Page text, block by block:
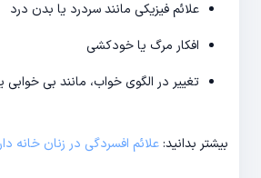
علائم فیزیکی مانند سردرد یا بدن درد
افکار مرگ یا خودکشی
تغییر در الگوی خواب، مانند بی خوابی
بیشتر بدانید:علائم افسردگی در زنان خانه دار